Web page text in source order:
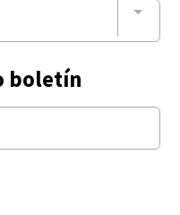
boletín